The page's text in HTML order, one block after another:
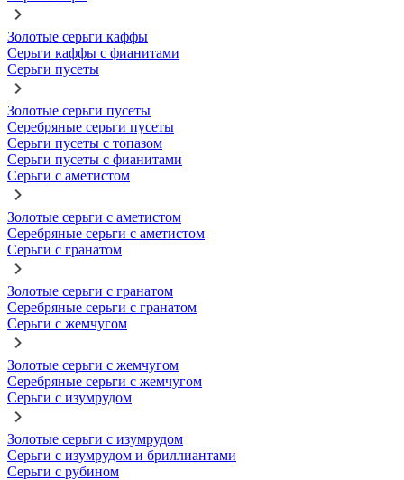
Золотые серьги каффы
Серьги каффы с фианитами
Серьги пусеты
Золотые серьги пусеты
Серебряные серьги пусеты
Серьги пусеты с топазом
Серьги пусеты с фианитами
Серьги с аметистом
Золотые серьги с аметистом
Серебряные серьги с аметистом
Серьги с гранатом
Золотые серьги с гранатом
Серебряные серьги с гранатом
Серьги с жемчугом
Золотые серьги с жемчугом
Серебряные серьги с жемчугом
Серьги с изумрудом
Золотые серьги с изумрудом
Серьги с изумрудом и бриллиантами
Серьги с рубином